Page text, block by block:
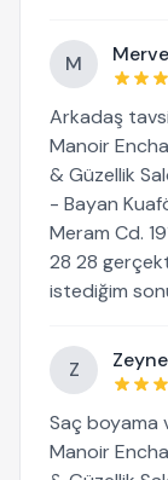
M Merve
Arkadaş
Manoir
& Güzellik
- Bayan
Meram Cd.
28 28
istediğim
Z
Saç boyama
Manoir